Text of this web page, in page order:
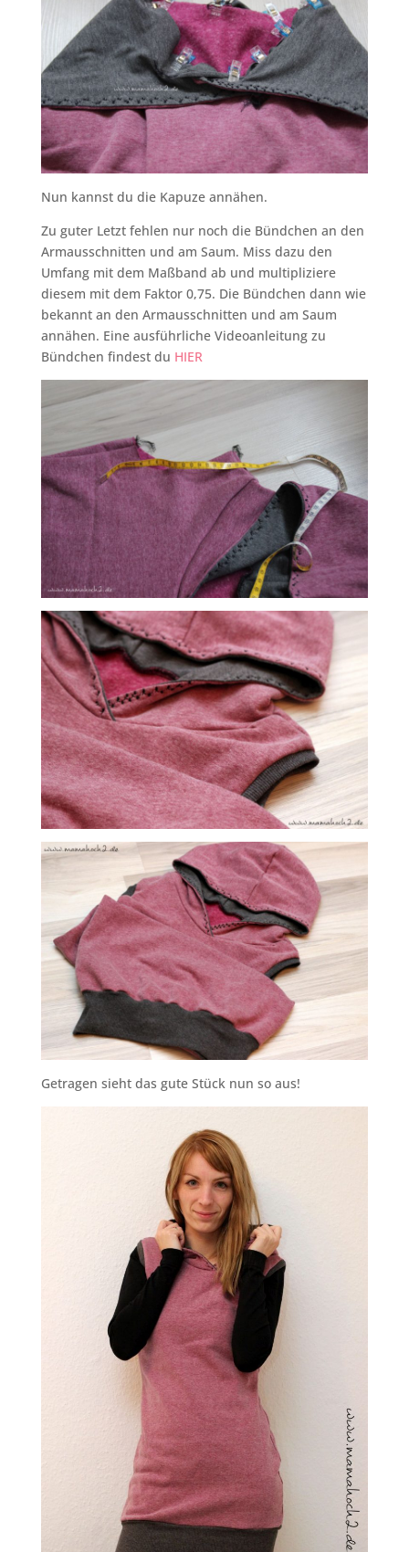
Nun kannst du die Kapuze annähen.
Zu guter Letzt fehlen nur noch die Bündchen an den
Armausschnitten und am Saum. Miss dazu den
Umfang mit dem Maßband ab und multipliziere
diesem mit dem Faktor 0,75. Die Bündchen dann wie
bekannt an den Armausschnitten und am Saum
annähen. Eine ausführliche Videoanleitung zu
Bündchen findest du HIER
Getragen sieht das gute Stück nun so aus!